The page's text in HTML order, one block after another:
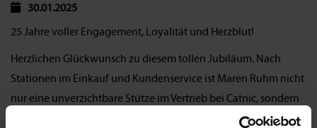
30.01.2025
25 Jahre voller Engagement, Loyalität und Herzblut!
Herzlichen Glückwunsch zu diesem tollen Jubiläum. Nach
Stationen im Einkauf und Kundenservice ist Maren Ruhm nicht
nur eine unverzichtbare Stütze im Vertrieb bei Catnic, sondern
auch die Frau mit dem besten Kaffee, den treffendsten